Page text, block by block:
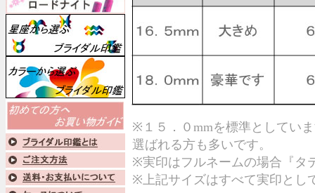
※１５．０mmを標準としてい
選ばれる方も多いです。
※実印はフルネームの場合『タ
※上記サイズはすべて実印とし